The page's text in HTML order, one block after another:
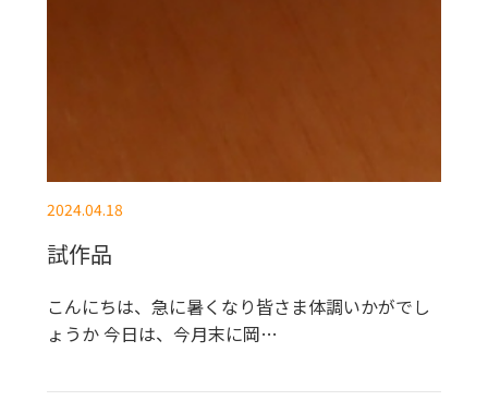
2024.04.18
試作品
こんにちは、急に暑くなり皆さま体調いかがでし
ょうか 今日は、今月末に岡…